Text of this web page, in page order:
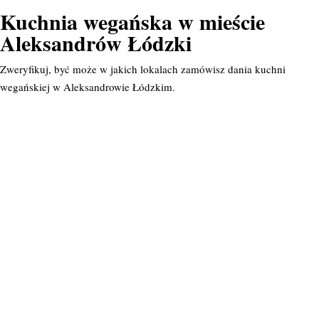
Kuchnia wegańska w mieście
Aleksandrów Łódzki
Zweryfikuj, być może w jakich lokalach zamówisz dania kuchni
wegańskiej w Aleksandrowie Łódzkim.